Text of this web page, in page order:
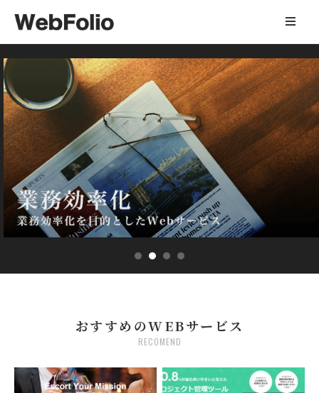
おすすめのWEBサービス
RECOMEND